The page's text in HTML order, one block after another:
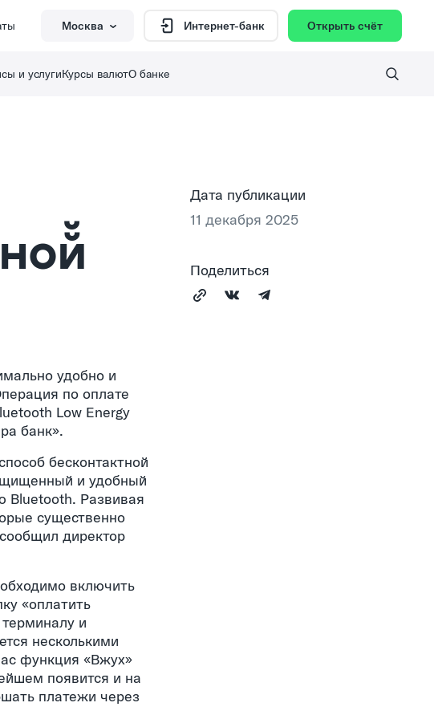
Москва Интернет-банк Открыть счёт
и услугиКурсы валютО банке
удобно и
по оплате
Low Energy
банк».
бесконтактной
и удобный
Bluetooth. Развивая
существенно
директор
включить
«оплатить
и
несколькими
функция «Вжух»
появится и на
платежи через
Дата публикации
11 декабря 2025
Поделиться